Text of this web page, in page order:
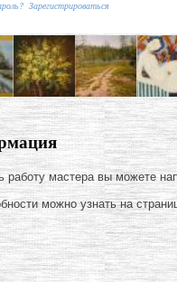
Зарегистрироваться
работу мастера вы можете
можно узнать на